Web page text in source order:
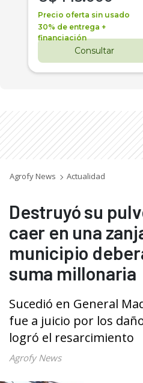
Precio oferta sin usado
30% de entrega +
financiación
Consultar
Agrofy News Actualidad
Destruyó su
caer en una
municipio
suma millonaria
Sucedió en General
fue a juicio por los
logró el resarcimiento
Agrofy News